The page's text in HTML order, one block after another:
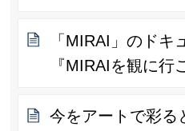
「MIRAI」のドキ
『MIRAIを観に行
今をアートで彩る